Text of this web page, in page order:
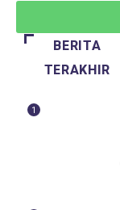
BERITA
TERAKHIR
1